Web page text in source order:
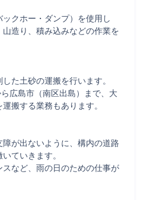
クホー・ダンプ）を使用し
造り、積み込みなどの作業を
た土砂の運搬を行います。
広島市（南区出島）まで、大
搬する業務もあります。
が出ないように、構内の道路
ていきます。
など、雨の日のための仕事が